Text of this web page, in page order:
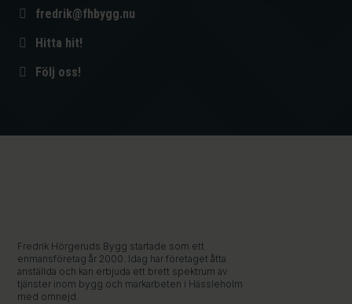
fredrik@fhbygg.nu
Hitta hit!
Följ oss!
Fredrik Hörgeruds Bygg startade som ett
enmansföretag år 2000. Idag har företaget åtta
anställda och kan erbjuda ett brett spektrum av
tjänster inom bygg och markarbeten i Hässleholm
med omnejd.